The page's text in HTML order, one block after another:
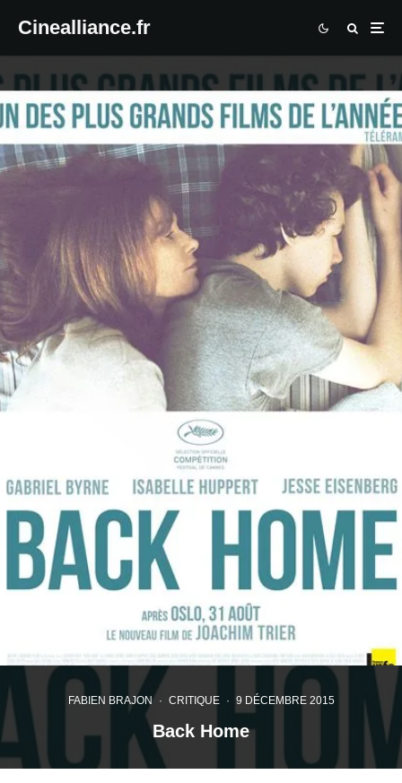
Cinealliance.fr
FABIEN BRAJON · CRITIQUE · 9 DÉCEMBRE 2015
Back Home